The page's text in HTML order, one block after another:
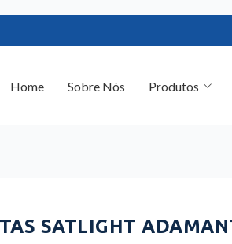
SATLIGHT